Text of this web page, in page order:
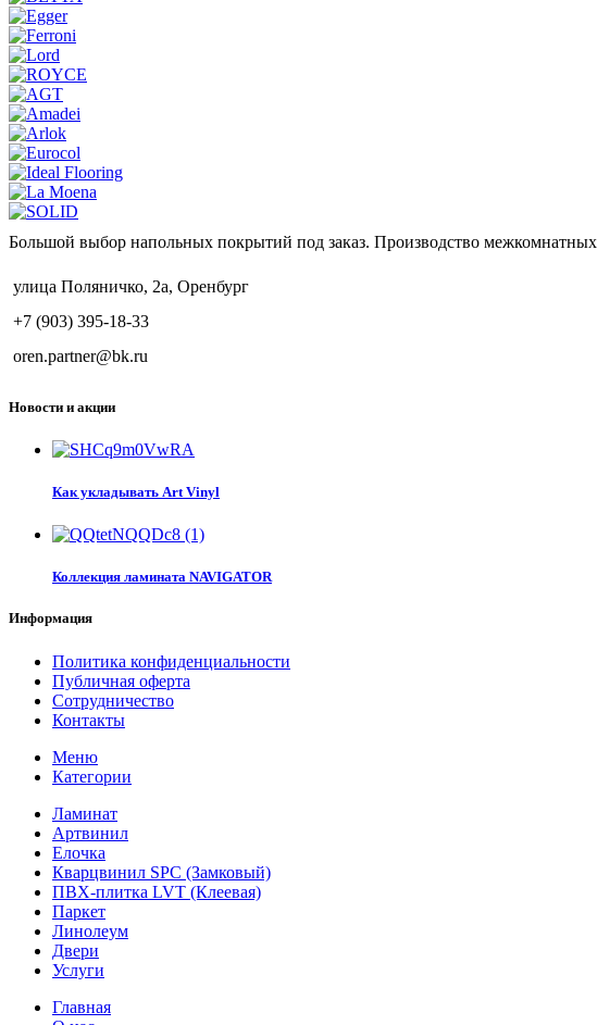
Большой выбор напольных покрытий под заказ. Производство
улица Поляничко, 2а, Оренбург
+7 (903) 395-18-33
oren.partner@bk.ru
Новости и акции
Как укладывать Art Vinyl
Коллекция ламината NAVIGATOR
Информация
Политика конфиденциальности
Публичная оферта
Сотрудничество
Контакты
Меню
Категории
Ламинат
Артвинил
Елочка
Кварцвинил SPC (Замковый)
ПВХ-плитка LVT (Клеевая)
Паркет
Линолеум
Двери
Услуги
Главная